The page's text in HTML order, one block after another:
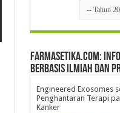
farmasetika.com:
Berbasis Ilmiah dan
Engineered Exosomes
Penghantaran Terapi
Kanker